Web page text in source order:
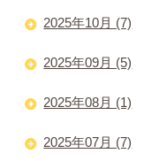
2025年10月 (7)
2025年09月 (5)
2025年08月 (1)
2025年07月 (7)